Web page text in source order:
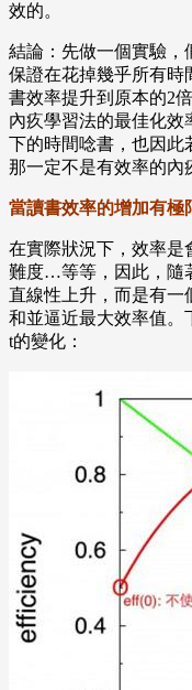
效的。
結論：先做一個實驗，
保證在花掉幾乎所有時
書效率提升到原本的2
內疚學習法的最佳化效
下的時間唸書，也因此
那一定不是有效率的內
當讀書效率的增加有極
在實際狀況下，效率是
難度…等等，因此，隨
直線性上升，而是有一
和並逼近最大效率值。
t的變化：